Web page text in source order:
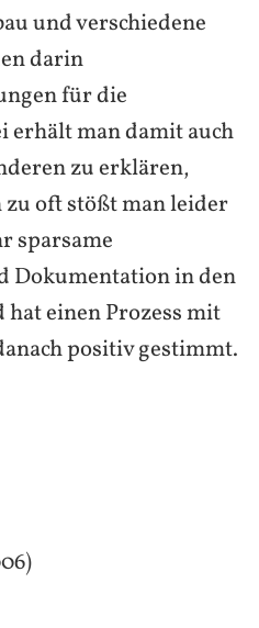
und verschiedene
darin
für die
erhält man damit auch
zu erklären,
oft stößt man leider
sparsame
Dokumentation in den
einen Prozess mit
positiv gestimmt.